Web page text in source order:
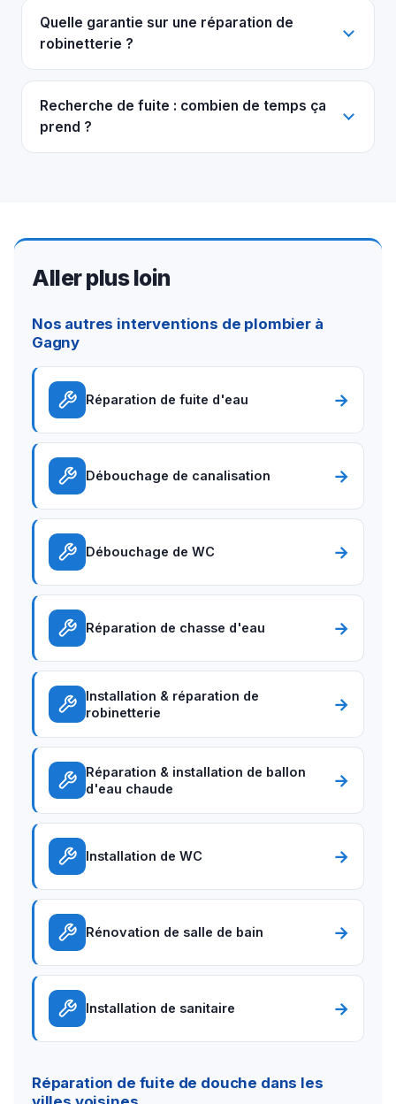
Quelle garantie sur une réparation de
robinetterie ?
Recherche de fuite : combien de temps ça
prend ?
Aller plus loin
Nos autres interventions de plombier à
Gagny
Réparation de fuite d'eau →
Débouchage de canalisation →
Débouchage de WC →
Réparation de chasse d'eau →
Installation & réparation de
robinetterie
→
Réparation & installation de ballon
d'eau chaude
→
Installation de WC →
Rénovation de salle de bain →
Installation de sanitaire →
Réparation de fuite de douche dans les